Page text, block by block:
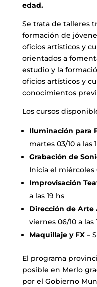
edad.
Se trata de talleres
formación de
oficios artísticos y
orientados a
estudio y la
oficios artísticos y
conocimientos
Los cursos
Iluminación para
martes 03/10 a las
Grabación de
Inicia el miércoles
Improvisación
a las 19 hs
Dirección de Arte
viernes 06/10 a las
Maquillaje y FX–
El programa
posible en Merlo
por el Gobierno